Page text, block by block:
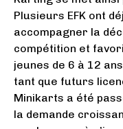
Plusieurs EFK ont
accompagner la
compétition et
jeunes de 6 à 12
tant que futurs
Minikarts a été
la demande